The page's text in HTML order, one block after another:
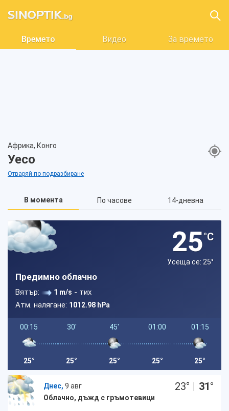
Времето Видео За времето
Африка, Конго
Уесо
Отваряй по подразбиране
В момента По часове 14-дневна
25°C
Усеща се: 25°
Предимно облачно
Вятър: 1 m/s - тих
Атм. налягане: 1012.98 hPa
00:15
25°
30'
25°
45'
25°
01:00
25°
01:15
25°
Днес, 9 авг
Облачно, дъжд с гръмотевици
23° | 31°